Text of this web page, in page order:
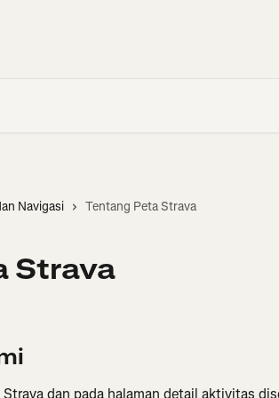
Navigasi Tentang Peta Strava
Strava
dan pada halaman detail aktivitas